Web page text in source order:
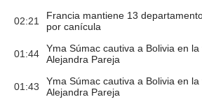
02:21
Francia mantiene 13
por canícula
01:44
Yma Súmac cautiva a Bolivia en
Alejandra Pareja
01:43
Yma Súmac cautiva a Bolivia en
Alejandra Pareja